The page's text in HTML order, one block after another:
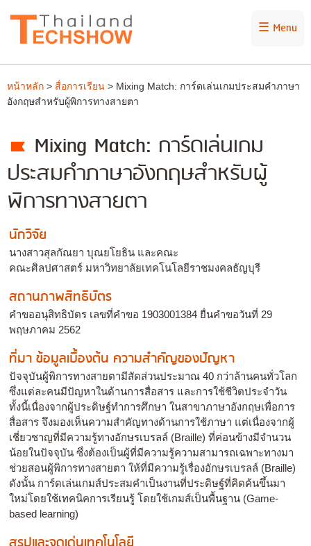
☰ Menu
หน้าหลัก > สื่อการเรียน > Mixing Match: การ์ดเล่นเกมประสมคำภาษา
อังกฤษสำหรับผู้พิการทางสายตา
Mixing Match: การ์ดเล่นเกม
ประสมคำภาษาอังกฤษสำหรับผู้
พิการทางสายตา
นักวิจัย
นางสาวสุลกัณยา บุณยโยธิน และคณะ
คณะศิลปศาสตร์ มหาวิทยาลัยเทคโนโลยีราชมงคลธัญบุรี
สถานภาพสิทธิบัตร
คำขออนุสิทธิบัตร เลขที่คำขอ 1903001384 ยื่นคำขอวันที่ 29
พฤษภาคม 2562
ที่มา ข้อมูลเบื้องต้น ความสำคัญของปัญหา
ปัจจุบันผู้พิการทางสายตามีสัดส่วนประมาณ 40 กว่าล้านคนทั่วโลก
ซึ่งแต่ละคนมีปัญหาในด้านการสื่อสาร และการใช้ชีวิตประจำวัน
ทั้งนี้เนื่องจากผู้ประดิษฐ์ทำการศึกษา ในสาขาภาษาอังกฤษเพื่อการ
สื่อสาร จึงมองเห็นความสำคัญทางด้านการใช้ภาษา แต่เนื่องจากผู้
เชี่ยวชาญที่มีความรู้ทางอักษรเบรลล์ (Braille) ที่ค่อนข้างมีจำนวน
น้อยในปัจจุบัน ซึ่งต้องเป็นผู้ที่มีความรู้ความสามารถเฉพาะทางมา
ช่วยสอนผู้พิการทางสายตา ให้ที่มีความรู้เรื่องอักษรเบรลล์ (Braille)
ดังนั้น การ์ดเล่นเกมส์ประสมคำเป็นงานที่ประดิษฐ์ที่คิดค้นขึ้นมา
ใหม่โดยใช้เทคนิคการเรียนรู้ โดยใช้เกมส์เป็นพื้นฐาน (Game-
based learning)